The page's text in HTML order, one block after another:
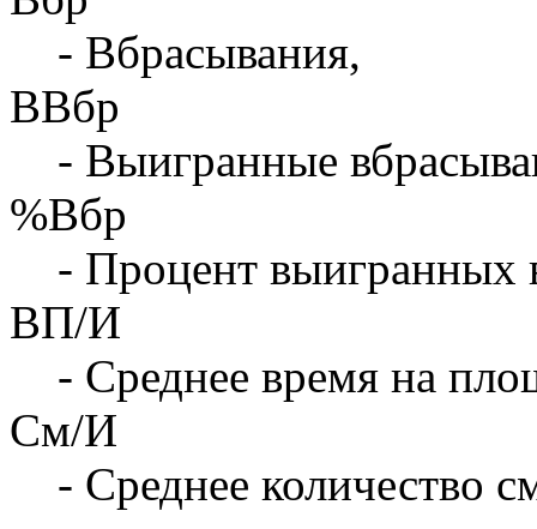
- Вбрасывания,
ВВбр
- Выигранные
%Вбр
- Процент выигранных
ВП/И
- Среднее время на
См/И
- Среднее количество